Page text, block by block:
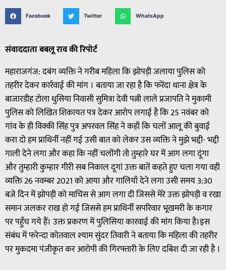
Facebook Twitter WhatsApp
संवाददाता बबलू राव की रिपोर्ट
महाराजगंज: दबंग व्यक्ति ने गरीब महिला कि झोपड़ी जलाया पुलिस को
तहरीर देकर कार्रवाई की मांग । बताया जा रहा है कि फरेंदा थाना क्षेत्र के
बाजारडीह टोला धुसिया निवासी सुमित्रा देवी पत्नी लाले प्रजापति ने मुकामी
पुलिस को लिखित शिकायत पत्र देकर आरोप लगाई है कि 25 नवंबर को
गांव के ही विक्की सिंह पुत्र अपरवल सिंह ने कहाँ कि चलों आलू की बुवाई
करा दो हम प्राथिर्नी नहीं गई उसी बात को लेकर उस व्यक्ति ने मुझे भद्दी- भद्दी
गाली देने लगा और कहा कि नहीं चलोंगी तो तुम्हारे घर में आग लगा दूंगा
और तुम्हारी कुम्हार गीरी सब निकाल दूगां उक्त बातें कहते हुए चला गया वही
व्यक्ति 26 नवम्बर 2021 को आया और गालियाँ देने लगा उसी समय 3:30
बजे दिन में झोपड़ी को माचिस से आग लगा दी जिससे मेरे उक्त झोपड़ी व रखा
समान जलकर राख हो गई जिससे हम प्राथिर्नी सपरिवार भूखमरी के कगार
पर पहुँच गये हैं। उक्त प्रकरण में पुलिसिया कारवाई की मांग किया है।इस
संबंध में फरेन्दा कोतवाल श्याम सुंदर तिवारी ने बताया कि महिला की तहरीर
पर मुकदमा पंजीकृत कर आरोपी की गिरफ्तारी के लिए दबिश दी जा रही है ।